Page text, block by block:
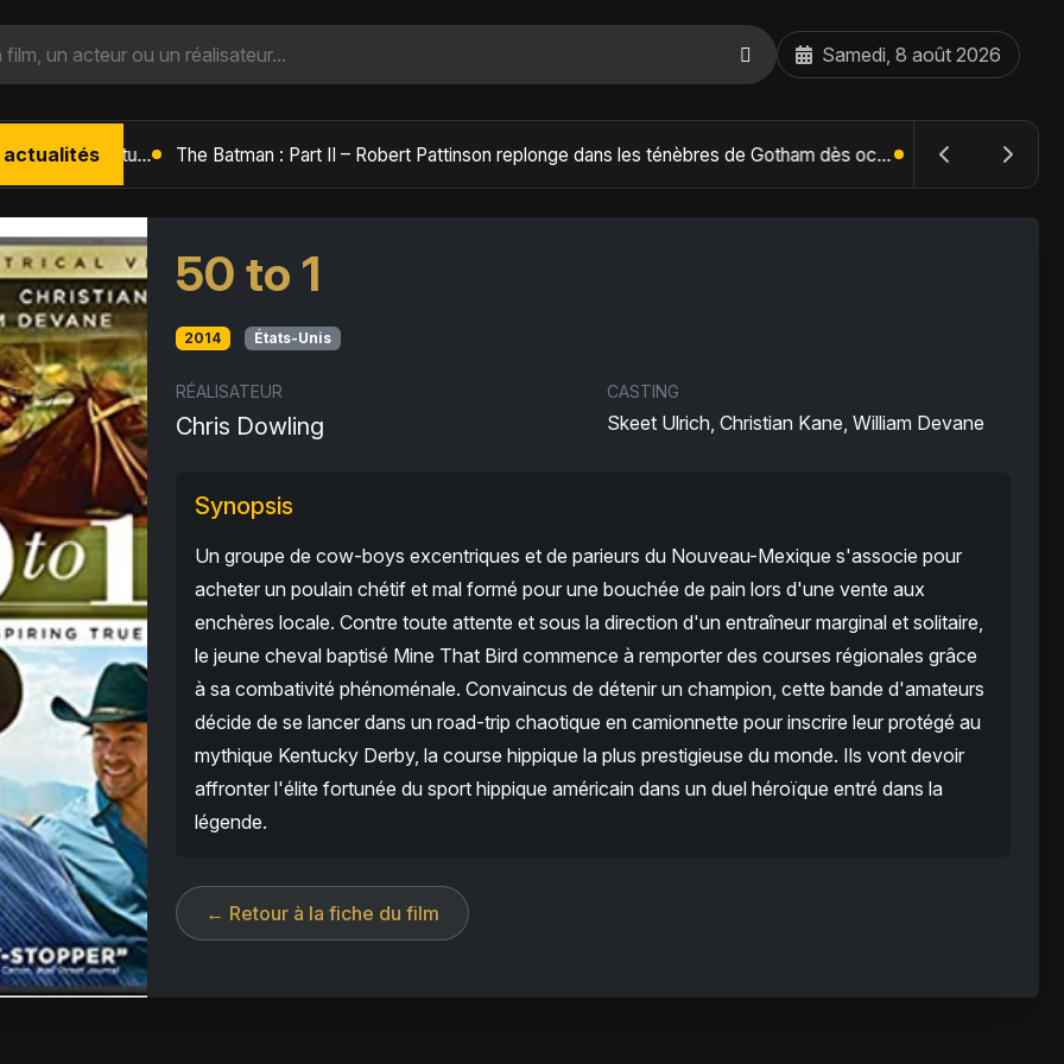
Samedi, 8 août 2026
actualités L'Âge de Glace : Le Réveil du Volcan – Manny, Sid et Diego de retour pour une aventure explosive The Batman : Part II – Robert Pattinson replonge dans les ténèbres de Gotham dès octobre 2027
50 to 1
2014 États-Unis
RÉALISATEUR
Chris Dowling
CASTING
Skeet Ulrich, Christian Kane, William Devane
Synopsis
Un groupe de cow-boys excentriques et de parieurs du Nouveau-Mexique s'associe pour
acheter un poulain chétif et mal formé pour une bouchée de pain lors d'une vente aux
enchères locale. Contre toute attente et sous la direction d'un entraîneur marginal et solitaire,
le jeune cheval baptisé Mine That Bird commence à remporter des courses régionales grâce
à sa combativité phénoménale. Convaincus de détenir un champion, cette bande d'amateurs
décide de se lancer dans un road-trip chaotique en camionnette pour inscrire leur protégé au
mythique Kentucky Derby, la course hippique la plus prestigieuse du monde. Ils vont devoir
affronter l'élite fortunée du sport hippique américain dans un duel héroïque entré dans la
légende.
← Retour à la fiche du film